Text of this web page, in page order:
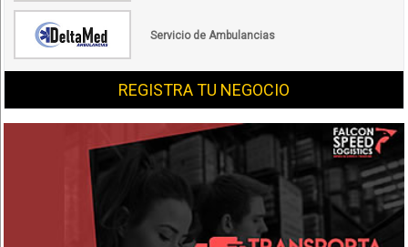
Servicio de Ambulancias
REGISTRA TU NEGOCIO